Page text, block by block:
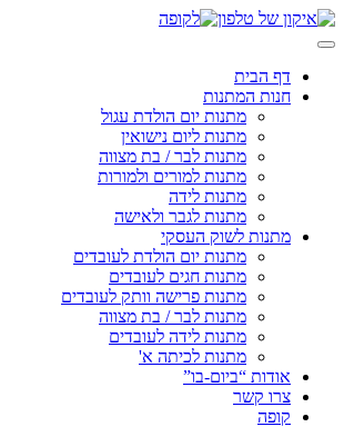
Skip
to
דף הבית
חנות המתנות
מתנות יום הולדת עגול
מתנות ליום נישואין
מתנות לבר / בת מצווה
מתנות למורים ולמורות
מתנות לידה
מתנות לגבר ולאישה
מתנות לשוק העסקי
מתנות יום הולדת לעובדים
מתנות חגים לעובדים
מתנות פרישה וותק לעובדים
מתנות לבר / בת מצווה
מתנות לידה לעובדים
מתנות לכיתה א'
אודות “ביום-בו”
צרו קשר
קופה